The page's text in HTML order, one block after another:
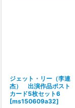
ジェット・リー（李連
杰） 出演作品ポスト
カード5枚セット6
[ms150609a32]